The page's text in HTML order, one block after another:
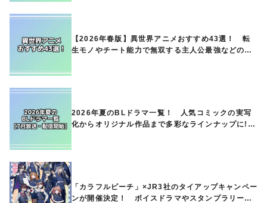
【2026年春版】異世界アニメおすすめ43選！ 転
生モノやチート能力で無双する主人公最強などの人
2026年夏のBLドラマ一覧！ 人気コミックの実写
化からオリジナル作品まで多彩なラインナップに!!
「カラフルピーチ」×JR3社のタイアップキャンペー
ンが開催決定！ ボイスドラマやスタンプラリー、